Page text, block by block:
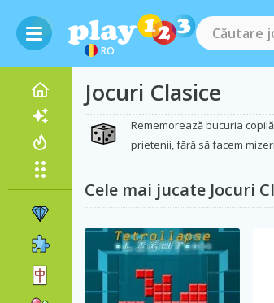
RO
Jocuri Clasice
Rememorează bucuria
prietenii, fără să facem
Cele mai jucate Jocuri